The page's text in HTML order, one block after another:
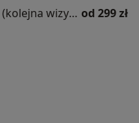
Konsultacja psychiatryczna (kolejna wizyta) od 299 zł